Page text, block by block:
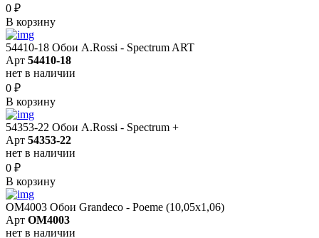
0 ₽
В корзину
54410-18 Обои A.Rossi - Spectrum ART
Арт 54410-18
нет в наличии
0 ₽
В корзину
54353-22 Обои A.Rossi - Spectrum +
Арт 54353-22
нет в наличии
0 ₽
В корзину
OM4003 Обои Grandeco - Poeme (10,05х1,06)
Арт OM4003
нет в наличии